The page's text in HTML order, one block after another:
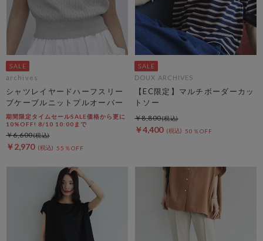
archives
シャツレイヤードハーフスリー
ブケーブルニットプルオーバー
期間限定タイムセールSALE価格から更に
10%OFF! 8/10 10:00まで
￥2,970 55％OFF
￥6,600
DOUX ARCHIVES
【EC限定】マルチボーダーカッ
トソー
￥4,400 50％OFF
￥8,800